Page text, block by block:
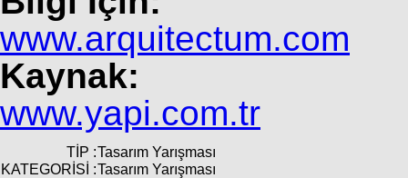
www.arquitectum.com
Kaynak:
www.yapi.com.tr
TİP :Tasarım Yarışması
KATEGORİSİ :Tasarım Yarışması